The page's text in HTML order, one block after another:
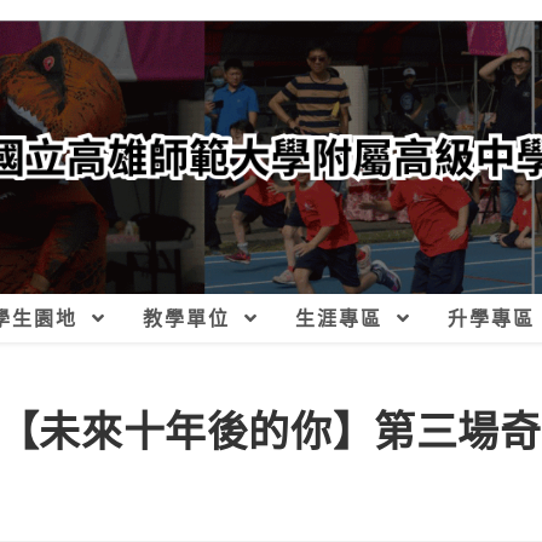
生園地 教學單位 生涯專區 升學專區
未來十年後的你】第三場奇